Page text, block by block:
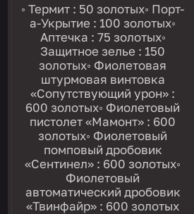
◦ Термит : 50 золотых◦ Порт-
а-Укрытие : 100 золотых◦
Аптечка : 75 золотых◦
Защитное зелье : 150
золотых◦ Фиолетовая
штурмовая винтовка
«Сопутствующий урон» :
600 золотых◦ Фиолетовый
пистолет «Мамонт» : 600
золотых◦ Фиолетовый
помповый дробовик
«Сентинел» : 600 золотых◦
Фиолетовый
автоматический дробовик
«Твинфайр» : 600 золотых